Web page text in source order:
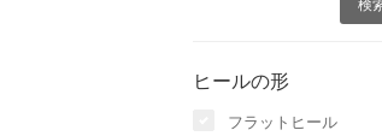
ヒールの形
フラットヒール